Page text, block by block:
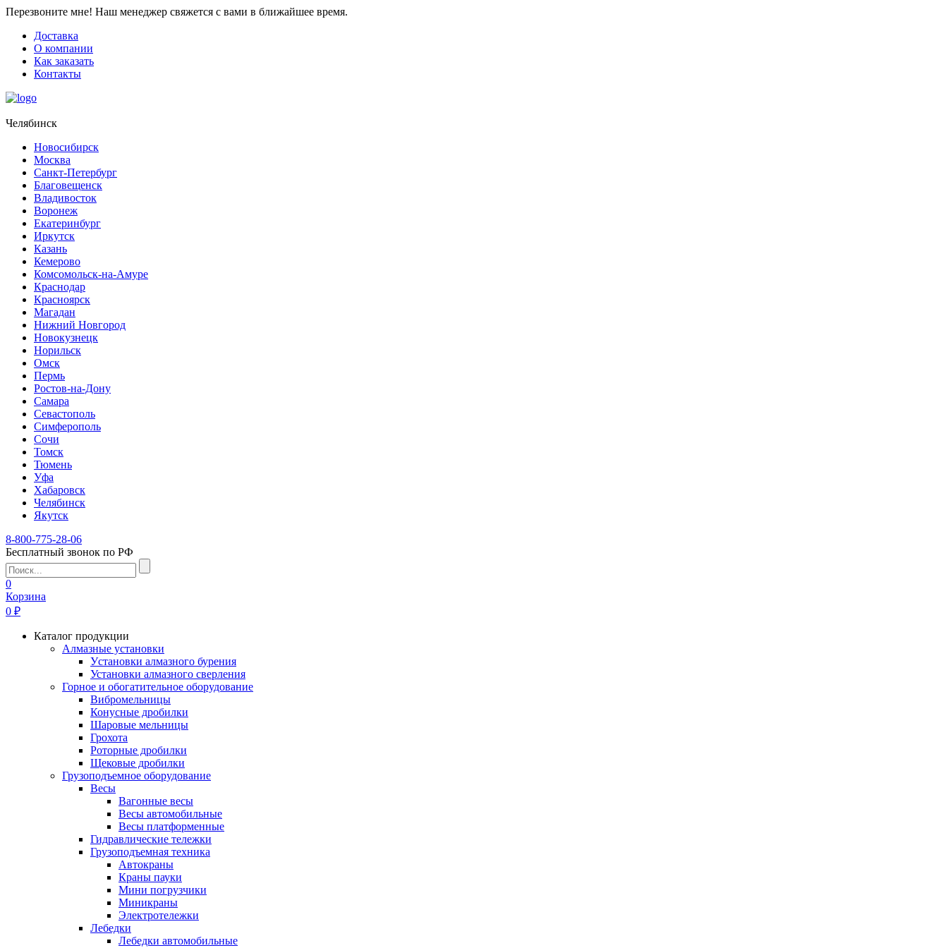
Перезвоните мне! Наш менеджер свяжется с вами в ближайшее время.
Доставка
О компании
Как заказать
Контакты
Челябинск
Новосибирск
Москва
Санкт-Петербург
Благовещенск
Владивосток
Воронеж
Екатеринбург
Иркутск
Казань
Кемерово
Комсомольск-на-Амуре
Краснодар
Красноярск
Магадан
Нижний Новгород
Новокузнецк
Норильск
Омск
Пермь
Ростов-на-Дону
Самара
Севастополь
Симферополь
Сочи
Томск
Тюмень
Уфа
Хабаровск
Челябинск
Якутск
8-800-775-28-06
Бесплатный звонок по РФ
0
Корзина
0 ₽
Каталог продукции
Алмазные установки
Уcтановки алмазного бурения
Установки алмазного сверления
Горное и обогатительное оборудование
Вибромельницы
Конусные дробилки
Шаровые мельницы
Грохота
Роторные дробилки
Щековые дробилки
Грузоподъемное оборудование
Весы
Вагонные весы
Весы автомобильные
Весы платформенные
Гидравлические тележки
Грузоподъемная техника
Автокраны
Краны пауки
Мини погрузчики
Миникраны
Электротележки
Лебедки
Лебедки автомобильные